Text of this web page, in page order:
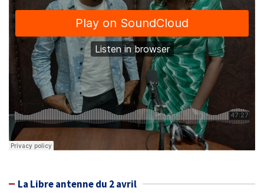
La Libre antenne du 2 avril